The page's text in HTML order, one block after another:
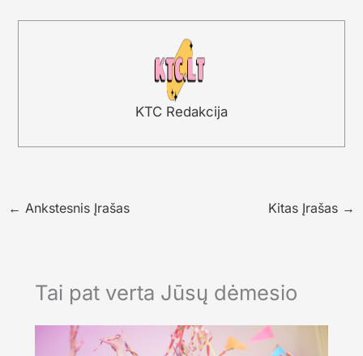
KTC Redakcija
← Ankstesnis Įrašas Kitas Įrašas →
Tai pat verta Jūsų dėmesio